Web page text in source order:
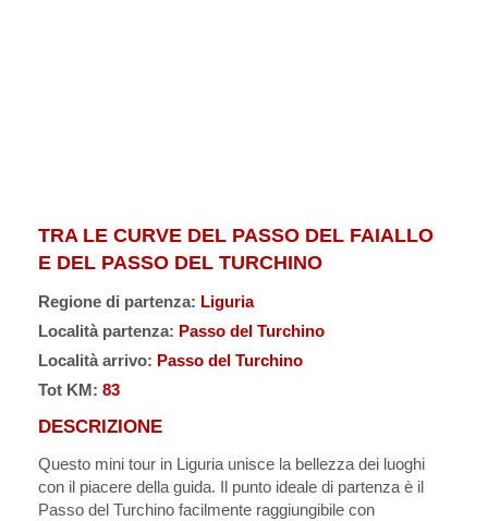
TRA LE CURVE DEL PASSO DEL FAIALLO
E DEL PASSO DEL TURCHINO
Regione di partenza: Liguria
Località partenza: Passo del Turchino
Località arrivo: Passo del Turchino
Tot KM: 83
DESCRIZIONE
Questo mini tour in Liguria unisce la bellezza dei luoghi
con il piacere della guida. Il punto ideale di partenza è il
Passo del Turchino facilmente raggiungibile con